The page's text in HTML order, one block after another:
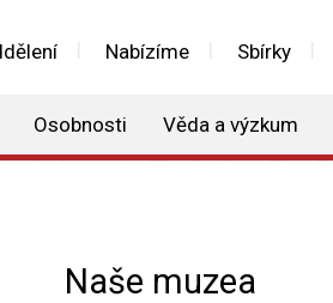
Nabízíme Sbírky
Osobnosti Věda a výzkum
Naše muzea